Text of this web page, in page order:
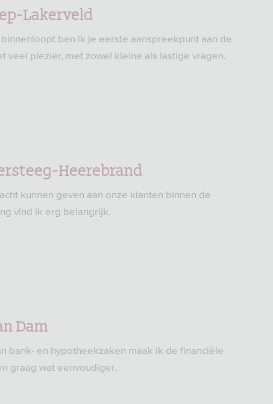
Lakerveld
ben ik je eerste aanspreekpunt aan de
veel plezier, met zowel kleine als lastige vragen.
Heerebrand
kunnen geven aan onze klanten binnen de
vind ik erg belangrijk.
Dam
bank- en hypotheekzaken maak ik de financiële
graag wat eenvoudiger.